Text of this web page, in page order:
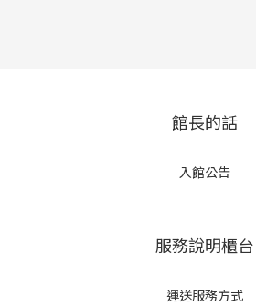
館長的話
入館公告
服務說明櫃台
運送服務方式